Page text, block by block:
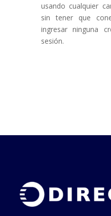
usando cualquier
sin tener que
ingresar ninguna
sesión.